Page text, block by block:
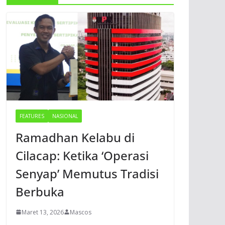
FEATURES NASIONAL
Ramadhan Kelabu di
Cilacap: Ketika ‘Operasi
Senyap’ Memutus Tradisi
Berbuka
Maret 13, 2026 Mascos